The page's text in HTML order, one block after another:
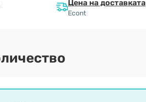
Цена на доставката
Econt